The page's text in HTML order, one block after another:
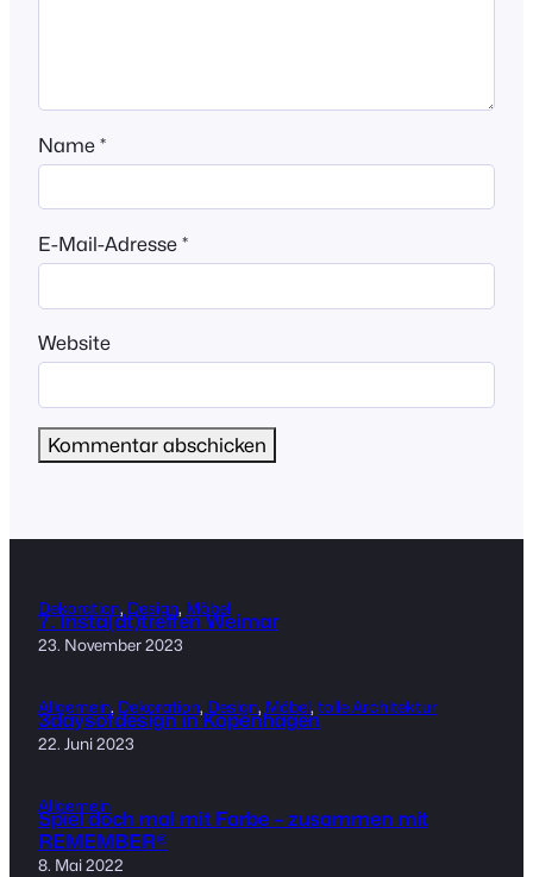
Name *
E-Mail-Adresse *
Website
Dekoration, Design, Möbel
7. Insta(dt)treffen Weimar
23. November 2023
Allgemein, Dekoration, Design, Möbel, tolle Architektur
3daysofdesign in Kopenhagen
22. Juni 2023
Allgemein
Spiel doch mal mit Farbe – zusammen mit
REMEMBER®
8. Mai 2022